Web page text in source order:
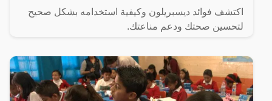
اكتشف فوائد ديسبريلون وكيفية استخدامه بشكل صحيح
لتحسين صحتك ودعم مناعتك.